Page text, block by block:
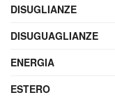
DISUGLIANZE
DISUGUAGLIANZE
ENERGIA
ESTERO